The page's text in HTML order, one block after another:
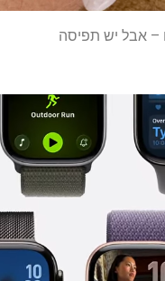
– אבל יש תפיסה